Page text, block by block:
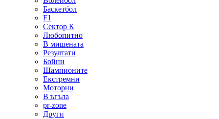
Баскетбол
F1
Сектор К
Любопитно
В мишената
Резултати
Бойни
Шампионите
Екстремни
Моторни
В ъгъла
pr-zone
Други